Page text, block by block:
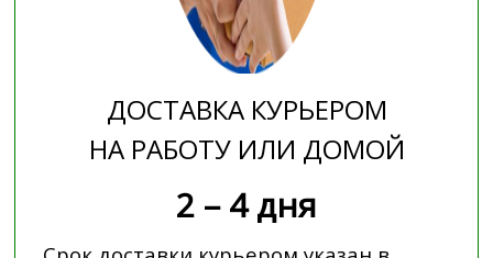
ДОСТАВКА КУРЬЕРОМ
НА РАБОТУ ИЛИ ДОМОЙ
2 – 4 дня